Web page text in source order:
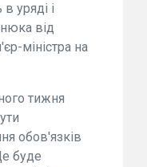
уряді і
від
міністра на
тижня
обов'язків
буде